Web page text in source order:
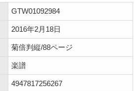
GTW01092984
2016年2月18日
菊倍判縦/88ページ
楽譜
4947817256267